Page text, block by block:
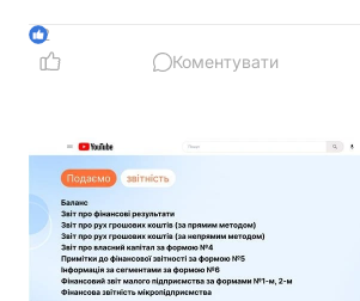
імпорту, експорту та інших
біоетанолом закон встановлює
2
Коментувати